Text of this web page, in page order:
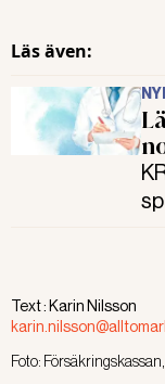
Läs även:
Text : Karin Nilsson
Foto: